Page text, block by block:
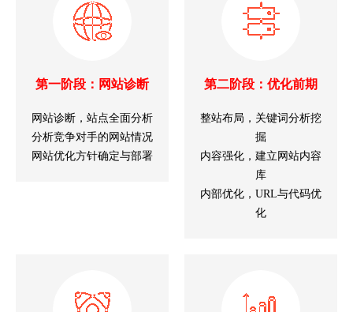
第一阶段：网站诊断
网站诊断，站点全面分析
分析竞争对手的网站情况
网站优化方针确定与部署
第二阶段：优化前期
整站布局，关键词分析挖
掘
内容强化，建立网站内容
库
内部优化，URL与代码优
化